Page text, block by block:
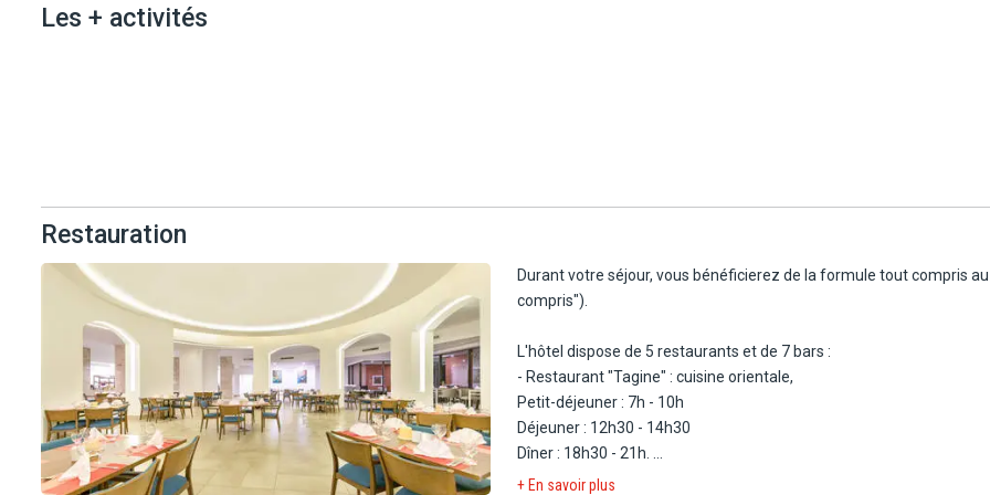
Les + activités
Restauration
Durant votre séjour, vous bénéficierez de la formule tout compris
compris").
L'hôtel dispose de 5 restaurants et de 7 bars :
- Restaurant "Tagine" : cuisine orientale,
Petit-déjeuner : 7h - 10h
Déjeuner : 12h30 - 14h30
Dîner : 18h30 - 21h.
- Restaurant "Soprano" : cuisine italienne. Petit déjeuner de 7h à
+ En savoir plus